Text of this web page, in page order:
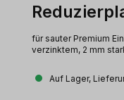
für sauter Premium
verzinktem, 2 mm
Auf Lager,